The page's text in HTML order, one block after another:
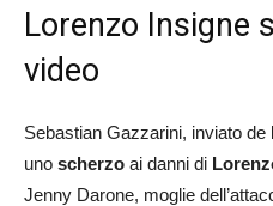
Lorenzo Insigne
video
Sebastian Gazzarini, inviato de
uno scherzo ai danni di
Jenny Darone, moglie